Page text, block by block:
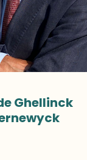
Ghellinck